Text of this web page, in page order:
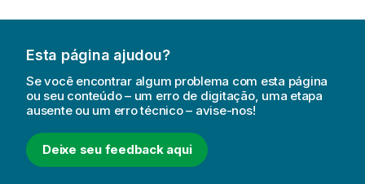
Esta página ajudou?
Se você encontrar algum problema com esta página
ou seu conteúdo – um erro de digitação, uma etapa
ausente ou um erro técnico – avise-nos!
Deixe seu feedback aqui